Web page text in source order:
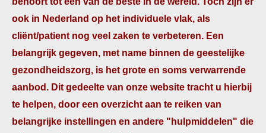
ook in Nederland op het individuele vlak, als
cliënt/patient nog veel zaken te verbeteren. Een
belangrijk gegeven, met name binnen de geestelijke
gezondheidszorg, is het grote en soms verwarrende
aanbod. Dit gedeelte van onze website tracht u hierbij
te helpen, door een overzicht aan te reiken van
belangrijke instellingen en andere "hulpmiddelen" die